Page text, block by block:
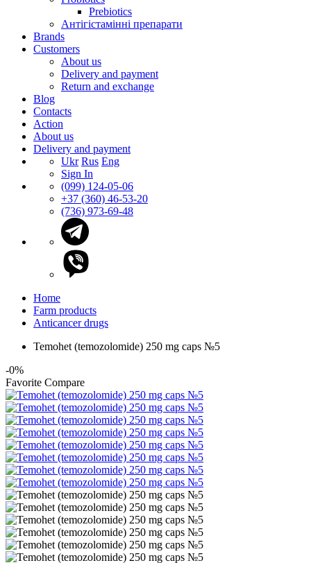
Prebiotics
Антігістамінні препарати
Brands
Customers
About us
Delivery and payment
Return and exchange
Blog
Contacts
Action
About us
Delivery and payment
Ukr Rus Eng
Sign In
(099) 124-05-06
+37 (360) 46-53-20
(736) 973-69-48
Home
Farm products
Anticancer drugs
Temohet (temozolomide) 250 mg caps №5
-0%
Favorite Compare